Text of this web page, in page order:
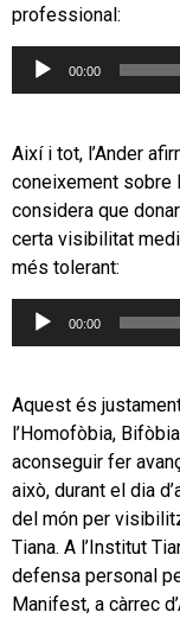
professional:
Reproductor
00:00
Així i tot, l’Ander
coneixement sobre
considera que
certa visibilitat
més tolerant:
Reproductor
00:00
Aquest és
l’Homofòbia,
aconseguir fer
això, durant el dia
del món per
Tiana. A l’Institut
defensa personal
Manifest, a càrrec